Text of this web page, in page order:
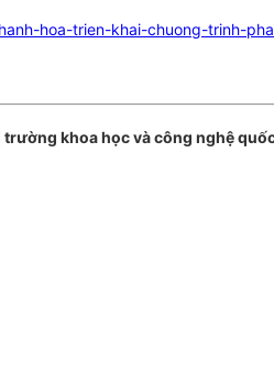
hoa-trien-khai-chuong-trinh-
khoa học và công nghệ